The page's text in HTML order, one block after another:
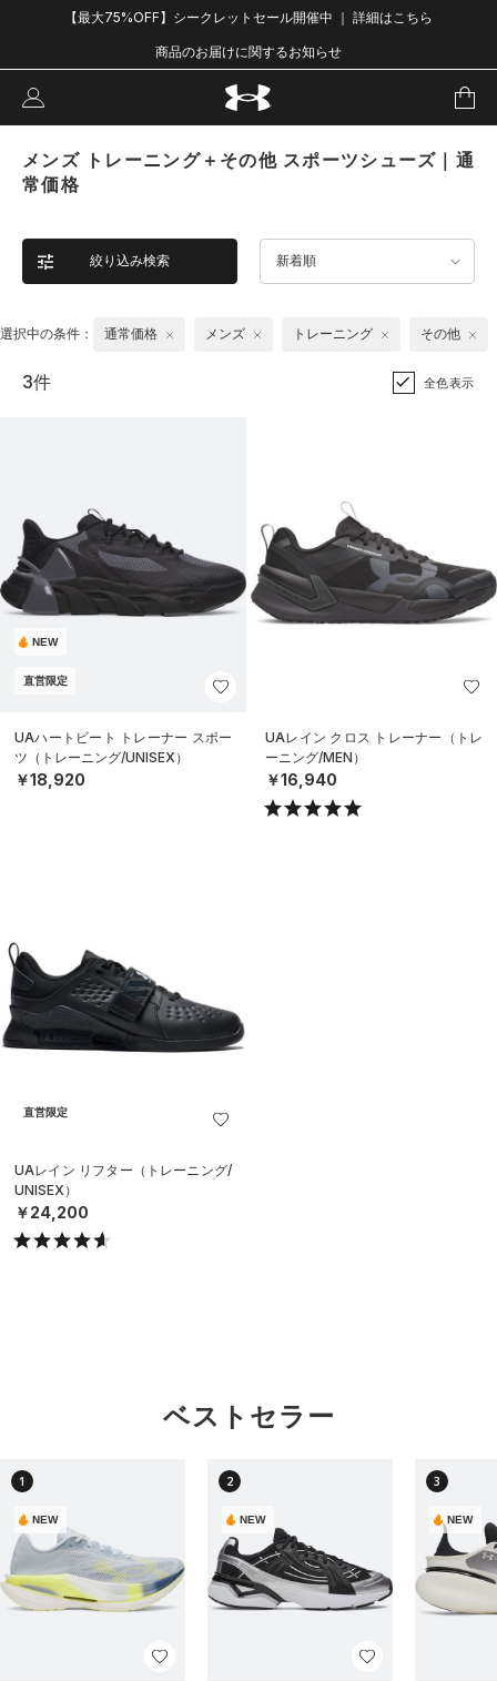
【最大75%OFF】シークレットセール開催中 ｜ 詳細はこちら
商品のお届けに関するお知らせ
メンズ トレーニング＋その他 スポーツシューズ｜通
常価格
絞り込み検索 新着順
選択中の条件： 通常価格 メンズ トレーニング その他
3件 全色表示
NEW
直営限定
UAハートビート トレーナー スポー
ツ（トレーニング/UNISEX）
￥18,920
UAレイン クロス トレーナー（トレ
ーニング/MEN）
￥16,940
直営限定
UAレイン リフター（トレーニング/
UNISEX）
￥24,200
ベストセラー
1
NEW
2
NEW
3
NEW